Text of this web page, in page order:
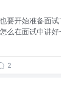
要开始准备面
么在面试中讲
2